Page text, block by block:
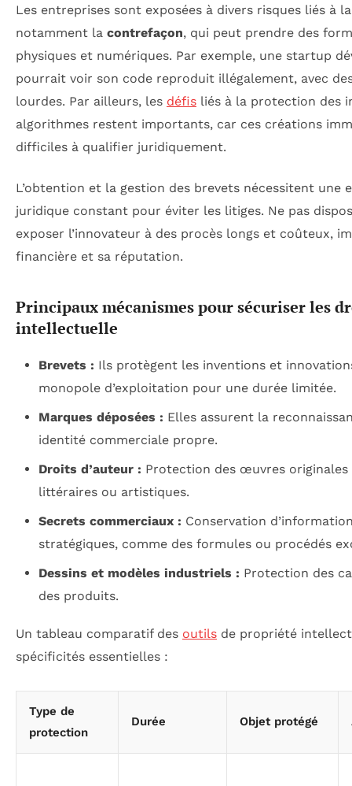
Les entreprises sont exposées à divers risques liés à
notamment la contrefaçon, qui peut prendre des
physiques et numériques. Par exemple, une startup
pourrait voir son code reproduit illégalement, avec
lourdes. Par ailleurs, les défis liés à la protection des
algorithmes restent importants, car ces créations
difficiles à qualifier juridiquement.
L’obtention et la gestion des brevets nécessitent une
juridique constant pour éviter les litiges. Ne pas
exposer l’innovateur à des procès longs et coûteux,
financière et sa réputation.
Principaux mécanismes pour sécuriser les
intellectuelle
Brevets : Ils protègent les inventions et
monopole d’exploitation pour une durée limitée.
Marques déposées : Elles assurent la
identité commerciale propre.
Droits d’auteur : Protection des œuvres
littéraires ou artistiques.
Secrets commerciaux : Conservation
stratégiques, comme des formules ou procédés
Dessins et modèles industriels : Protection des
des produits.
Un tableau comparatif des outils de propriété
spécificités essentielles :
Type de
protection
Durée Objet protégé